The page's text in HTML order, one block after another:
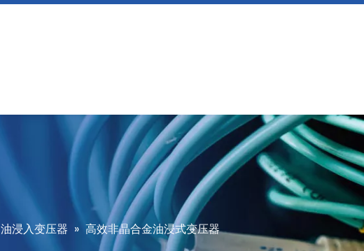
油浸入变压器 » 高效非晶合金油浸式变压器